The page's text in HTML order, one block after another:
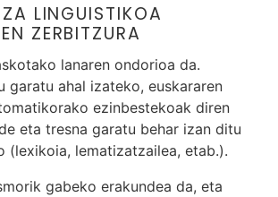
LINGUISTIKOA
ZERBITZURA
lanaren ondorioa da.
garatu ahal izateko, euskararen
ezinbestekoak diren
eta tresna garatu behar izan ditu
(lexikoia, lematizatzailea, etab.).
gabeko erakundea da, eta